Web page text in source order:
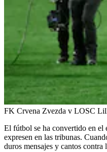
FK Crvena Zvezda v LOSC
El fútbol se ha convertido en el
expresen en las tribunas.
duros mensajes y cantos